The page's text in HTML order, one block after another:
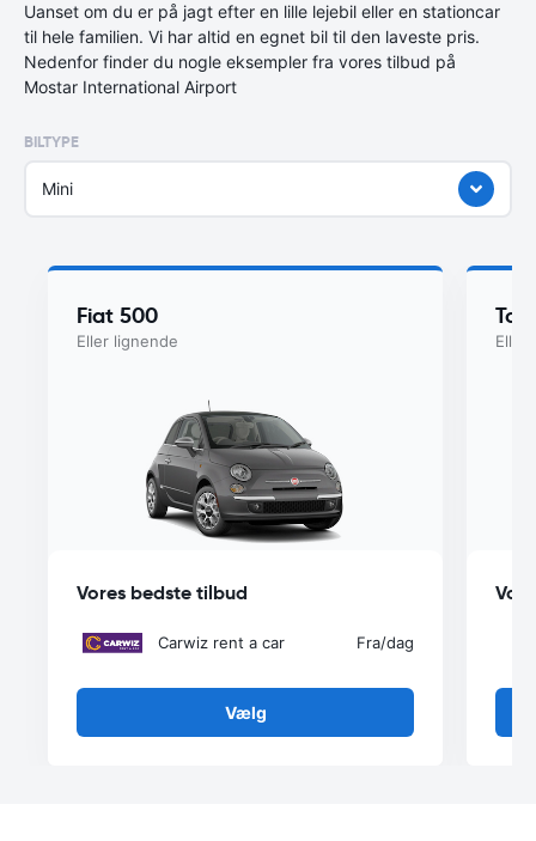
Uanset om du er på jagt efter en lille lejebil eller en stationcar
til hele familien. Vi har altid en egnet bil til den laveste pris.
Nedenfor finder du nogle eksempler fra vores tilbud på
Mostar International Airport
BILTYPE
Mini
Fiat 500
Eller lignende
Vores bedste tilbud
Carwiz rent a car Fra/dag
Vælg
Eller